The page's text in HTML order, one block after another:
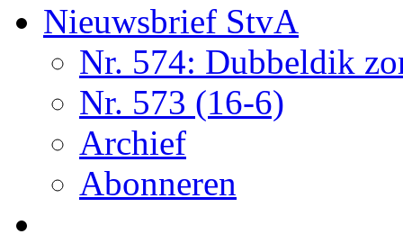
Nieuwsbrief StvA
Nr. 574: Dubbeldik
Nr. 573 (16-6)
Archief
Abonneren